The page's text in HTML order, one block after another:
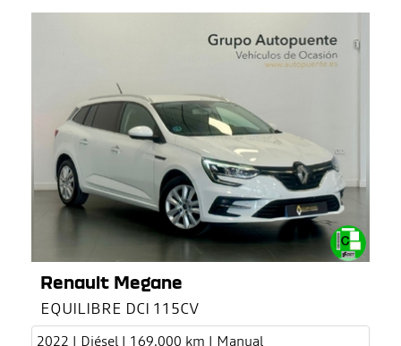
Renault Megane
EQUILIBRE DCI 115CV
2022 | Diésel | 169.000 km | Manual